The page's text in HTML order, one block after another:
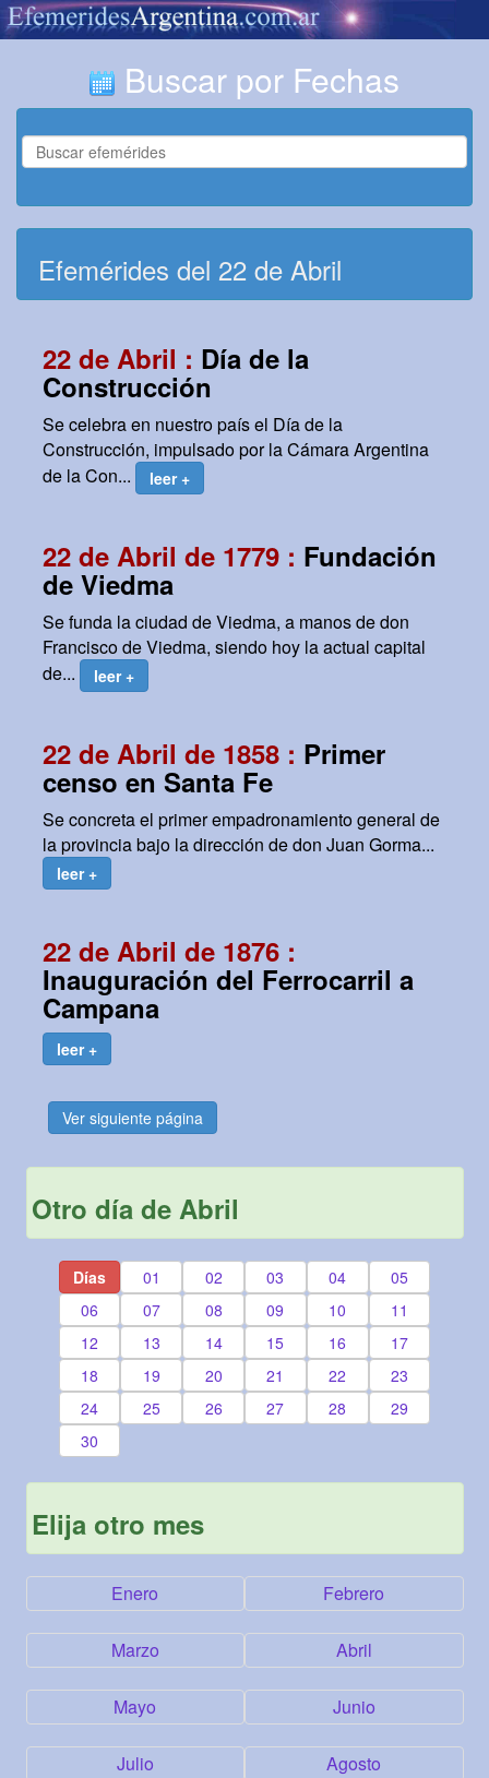
Buscar por Fechas
Efemérides del 22 de Abril
22 de Abril : Día de la
Construcción
Se celebra en nuestro país el Día de la
Construcción, impulsado por la Cámara Argentina
de la Con...
leer +
22 de Abril de 1779 : Fundación
de Viedma
Se funda la ciudad de Viedma, a manos de don
Francisco de Viedma, siendo hoy la actual capital
de...
leer +
22 de Abril de 1858 : Primer
censo en Santa Fe
Se concreta el primer empadronamiento general de
la provincia bajo la dirección de don Juan Gorma...
leer +
22 de Abril de 1876 :
Inauguración del Ferrocarril a
Campana
leer +
Ver siguiente página
Otro día de Abril
Días 01 02 03 04
05
06
07 08 09 10
11
12
13 14 15 16
17
18
19 20 21 22
23
24
25 26 27 28
29
30
Elija otro mes
Enero Febrero
Marzo Abril
Mayo Junio
Julio Agosto